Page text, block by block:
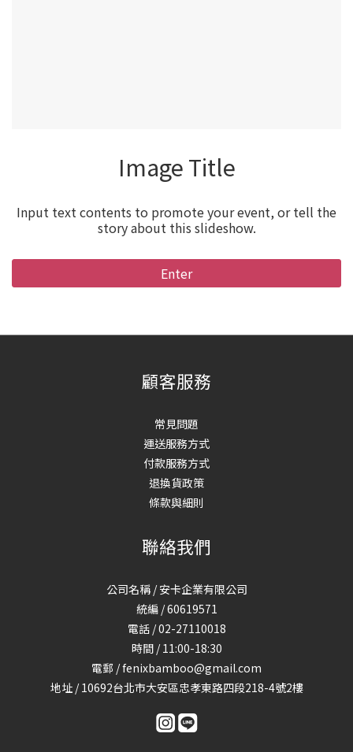
Image Title
Input text contents to promote your event, or tell the
story about this slideshow.
Enter
顧客服務
常見問題
運送服務方式
付款服務方式
退換貨政策
條款與細則
聯絡我們
公司名稱 / 安卡企業有限公司
統編 / 60619571
電話 / 02-27110018
時間 / 11:00-18:30
電郵 / fenixbamboo@gmail.com
地址 / 10692台北市大安區忠孝東路四段218-4號2樓